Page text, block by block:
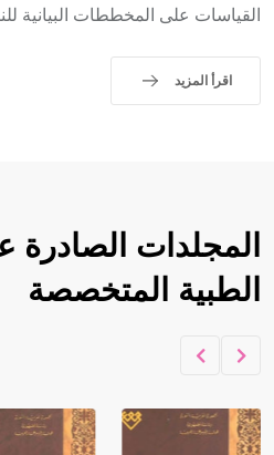
القياسات على المخططات البيانية
اقرأ المزيد
المجلدات
الطبية المتخصصة